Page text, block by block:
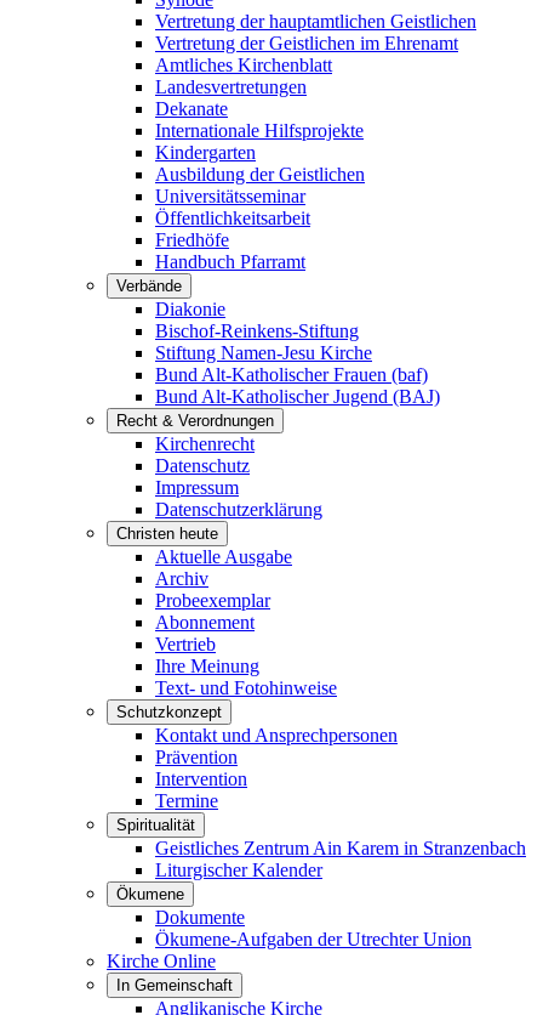
Vertretung der hauptamtlichen Geistlichen
Vertretung der Geistlichen im Ehrenamt
Amtliches Kirchenblatt
Landesvertretungen
Dekanate
Internationale Hilfsprojekte
Kindergarten
Ausbildung der Geistlichen
Universitätsseminar
Öffentlichkeitsarbeit
Friedhöfe
Handbuch Pfarramt
Verbände
Diakonie
Bischof-Reinkens-Stiftung
Stiftung Namen-Jesu Kirche
Bund Alt-Katholischer Frauen (baf)
Bund Alt-Katholischer Jugend (BAJ)
Recht & Verordnungen
Kirchenrecht
Datenschutz
Impressum
Datenschutzerklärung
Christen heute
Aktuelle Ausgabe
Archiv
Probeexemplar
Abonnement
Vertrieb
Ihre Meinung
Text- und Fotohinweise
Schutzkonzept
Kontakt und Ansprechpersonen
Prävention
Intervention
Termine
Spiritualität
Geistliches Zentrum Ain Karem in Stranzenbach
Liturgischer Kalender
Ökumene
Dokumente
Ökumene-Aufgaben der Utrechter Union
Kirche Online
In Gemeinschaft
Anglikanische Kirche